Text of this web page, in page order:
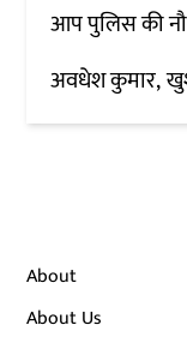
आप पुलिस की
अवधेश कुमार
About
About Us